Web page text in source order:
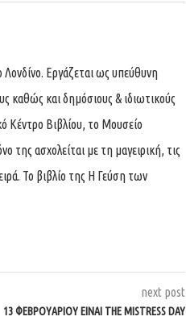
Λονδίνο. Εργάζεται ως υπεύθυνη
καθώς και δημόσιους & ιδιωτικούς
Κέντρο Βιβλίου, το Μουσείο
της ασχολείται με τη μαγειρική, τις
Το βιβλίο της Η Γεύση των
next post
13 ΦΕΒΡΟΥΑΡΊΟΥ ΕΊΝΑΙ THE MISTRESS DAY